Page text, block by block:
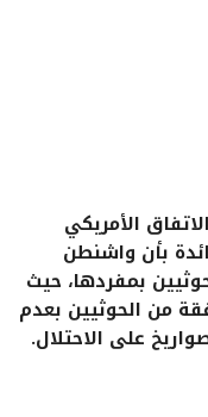
الأمريكي
بأن واشنطن
بمفردها، حيث
من الحوثيين بعدم
على الاحتلال.